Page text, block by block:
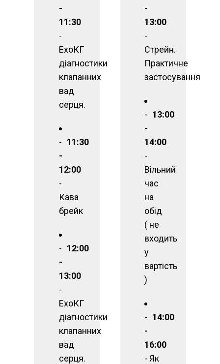
-
11:30
-
ЕхоКГ
діагностики
клапанних
вад
серця.
11:30
-
12:00
-
Кава
брейк
12:00
-
13:00
-
ЕхоКГ
діагностики
клапанних
вад
серця.
-
13:00
-
Стрейн.
Практичне
застосування
13:00
-
14:00
-
Вільний
час
на
обід
( не
входить
у
вартість
)
14:00
-
16:00
- Як